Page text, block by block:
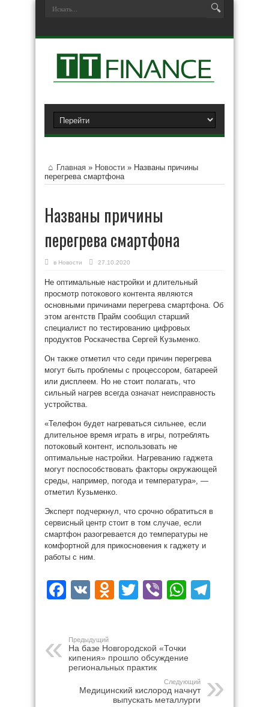
Главная » Новости » Названы причины
перегрева смартфона
Названы причины
перегрева смартфона
в Новости 27.10.2020
Не оптимальные настройки и длительный
просмотр потокового контента являются
основными причинами перегрева смартфона. Об
этом агентств Прайм сообщил старший
специалист по тестированию цифровых
продуктов Роскачества Сергей Кузьменко.
Он также отметил что седи причин перегрева
могут быть проблемы с процессором, батареей
или дисплеем. Но не стоит полагать, что
сильный нагрев всегда означат неисправность
устройства.
«Телефон будет нагреваться сильнее, если
длительное время играть в игры, потреблять
потоковый контент, использовать не
оптимальные настройки. Нагреванию гаджета
могут поспособствовать факторы окружающей
среды, например, погода и температура», —
отметил Кузьменко.
Эксперт подчеркнул, что срочно обратиться в
сервисный центр стоит в том случае, если
смартфон разогревается до температуры не
комфортной для прикосновения к гаджету и
работы с ним.
Facebook
VK Odnoklassniki
Twitter
Viber
Предыдущий
На базе Новгородской «Точки
кипения» прошло обсуждение
региональных практик
Следующий
Медицинский кислород начнут
выпускать металлурги